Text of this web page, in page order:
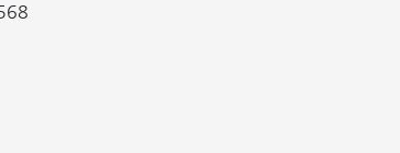
이를 위한 예방접종 상담은 언제든 홍옥 종합병원